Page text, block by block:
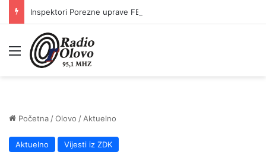
Meni
Početna /Olovo / Aktuelno
Aktuelno Vijesti iz ZDK